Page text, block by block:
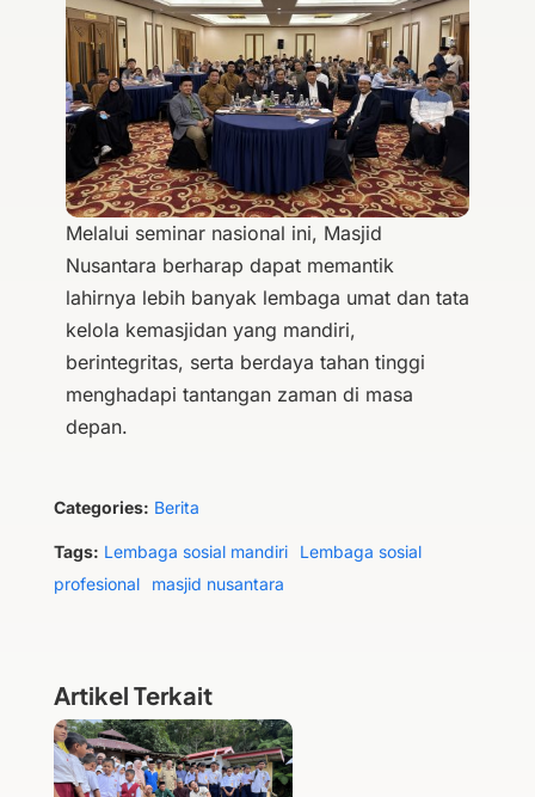
Melalui seminar nasional ini, Masjid
Nusantara berharap dapat memantik
lahirnya lebih banyak lembaga umat dan tata
kelola kemasjidan yang mandiri,
berintegritas, serta berdaya tahan tinggi
menghadapi tantangan zaman di masa
depan.
Categories: Berita
Tags: Lembaga sosial mandiri
Lembaga sosial
profesional
masjid nusantara
Artikel Terkait